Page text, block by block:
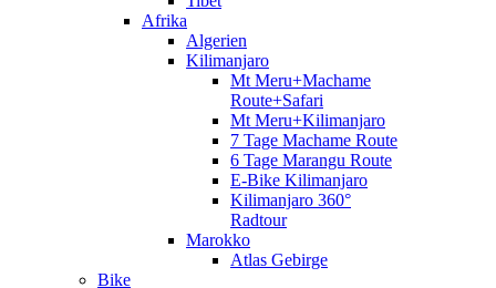
Afrika
Algerien
Kilimanjaro
Mt Meru+Machame
Route+Safari
Mt Meru+Kilimanjaro
7 Tage Machame Route
6 Tage Marangu Route
E-Bike Kilimanjaro
Kilimanjaro 360°
Radtour
Marokko
Atlas Gebirge
Bike